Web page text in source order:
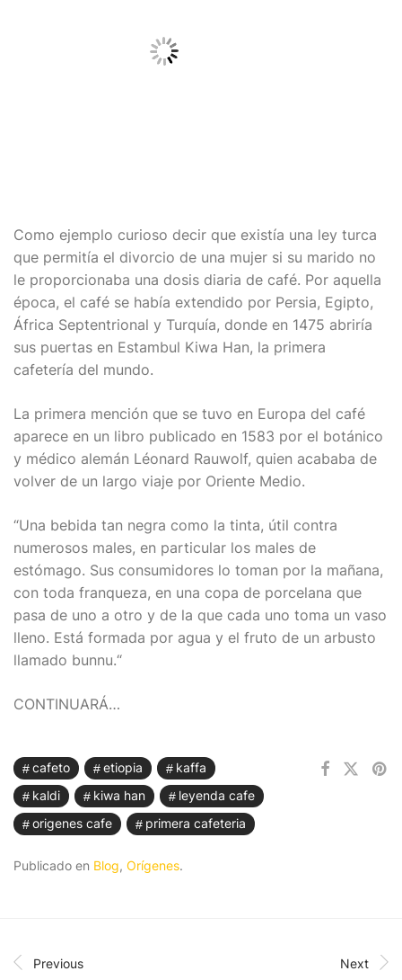
Como ejemplo curioso decir que existía una ley turca
que permitía el divorcio de una mujer si su marido no
le proporcionaba una dosis diaria de café. Por aquella
época, el café se había extendido por Persia, Egipto,
África Septentrional y Turquía, donde en 1475 abriría
sus puertas en Estambul Kiwa Han, la primera
cafetería del mundo.
La primera mención que se tuvo en Europa del café
aparece en un libro publicado en 1583 por el botánico
y médico alemán Léonard Rauwolf, quien acababa de
volver de un largo viaje por Oriente Medio.
“Una bebida tan negra como la tinta, útil contra
numerosos males, en particular los males de
estómago. Sus consumidores lo toman por la mañana,
con toda franqueza, en una copa de porcelana que
pasa de uno a otro y de la que cada uno toma un vaso
lleno. Está formada por agua y el fruto de un arbusto
llamado bunnu.“
CONTINUARÁ…
cafeto etiopia
kaffa
kaldi
kiwa han
leyenda cafe
origenes cafe
primera cafeteria
Publicado en Blog, Orígenes.
Previous Next